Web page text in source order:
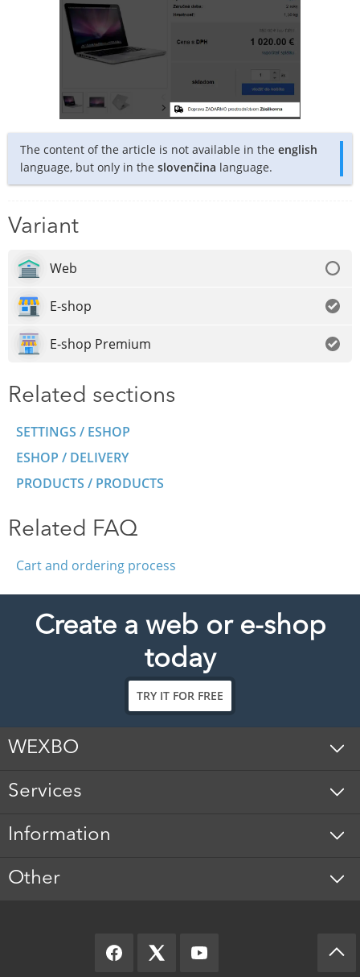
The content of the article is not available in the english
language, but only in the slovenčina language.
Variant
Web
E-shop
E-shop Premium
Related sections
SETTINGS / ESHOP
ESHOP / DELIVERY
PRODUCTS / PRODUCTS
Related FAQ
Cart and ordering process
Create a web or e-shop
today
TRY IT FOR FREE
WEXBO
Services
Information
Other